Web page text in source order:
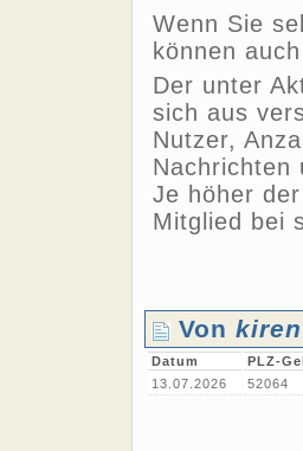
Wenn Sie
können
Der unter
sich aus
Nutzer,
Nachrichten
Je höher
Mitglied bei
Von
Datum PLZ-
13.07.2026
52064